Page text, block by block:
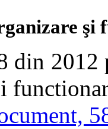
şi
din 2012